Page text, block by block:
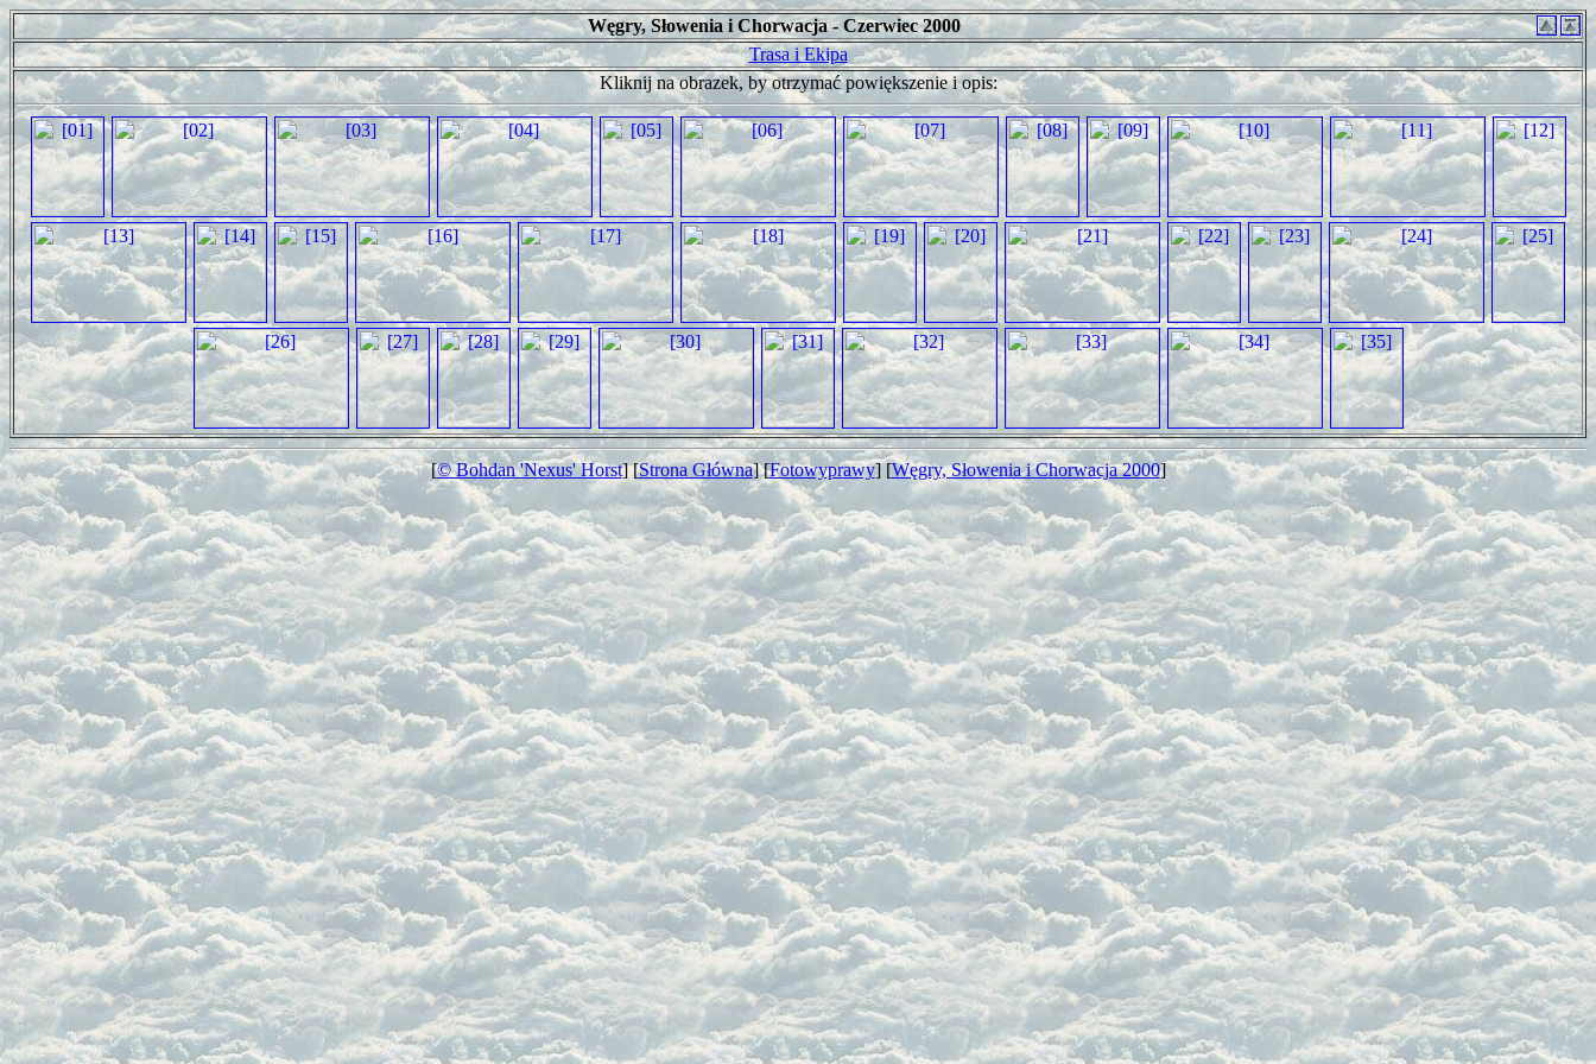
Węgry, Słowenia i Chorwacja - Czerwiec 2000
Trasa i Ekipa
Kliknij na obrazek, by otrzymać powiększenie i opis:
[© Bohdan 'Nexus' Horst] [Strona Główna] [Fotowyprawy] [Węgry, Słowenia i Chorwacja 2000]